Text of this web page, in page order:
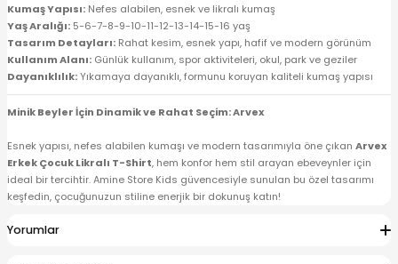
Kumaş Yapısı: Nefes alabilen, esnek ve likralı kumaş
Yaş Aralığı: 5-6-7-8-9-10-11-12-13-14-15-16 yaş
Tasarım Detayları: Rahat kesim, esnek yapı, hafif ve modern görünüm
Kullanım Alanı: Günlük kullanım, spor aktiviteleri, okul, park ve geziler
Dayanıklılık:Yıkamaya dayanıklı, formunu koruyan kaliteli kumaş yapısı
Minik Beyler İçin Dinamik ve Rahat Seçim: Arvex
Esnek yapısı, nefes alabilen kumaşı ve modern tasarımıyla öne çıkan Arvex
Erkek Çocuk Likralı T-Shirt, hem konfor hem stil arayan ebeveynler için
ideal bir tercihtir. Amine Store Kids güvencesiyle sunulan bu özel tasarımı
keşfedin, çocuğunuzun stiline enerjik bir dokunuş katın!
Yorumlar